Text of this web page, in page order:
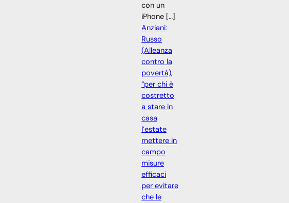
con un
iPhone […]
Anziani:
Russo
(Alleanza
contro la
povertà),
“per chi è
costretto
a stare in
casa
l’estate
mettere in
campo
misure
efficaci
per evitare
che le